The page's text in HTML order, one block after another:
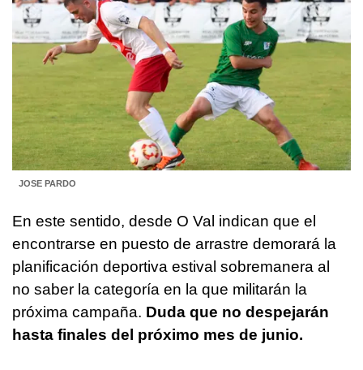
JOSE PARDO
En este sentido, desde O Val indican que el
encontrarse en puesto de arrastre demorará la
planificación deportiva estival sobremanera al
no saber la categoría en la que militarán la
próxima campaña. Duda que no despejarán
hasta finales del próximo mes de junio.